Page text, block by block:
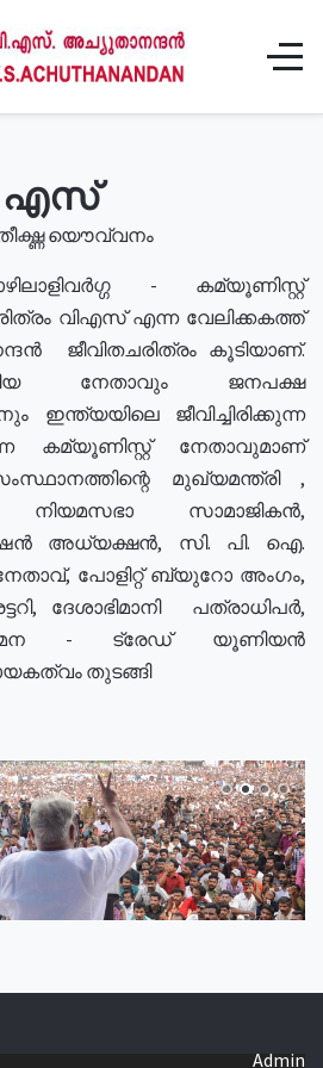
യൌവ്വനം
- കമ്യൂണിസ്റ്റ്
വിഎസ് എന്ന വേലിക്കകത്ത്
ജീവിതചരിത്രം കൂടിയാണ്.
നേതാവും ജനപക്ഷ
ഇന്ത്യയിലെ ജീവിച്ചിരിക്കുന്ന
കമ്യൂണിസ്റ്റ് നേതാവുമാണ്
മുഖ്യമന്ത്രി ,
നിയമസഭാ സാമാജികൻ,
അധ്യക്ഷൻ, സി. പി. ഐ.
പോളിറ്റ് ബ്യുറോ അംഗം,
ദേശാഭിമാനി പത്രാധിപർ,
- ട്രേഡ് യൂണിയൻ
തുടങ്ങി
Admin